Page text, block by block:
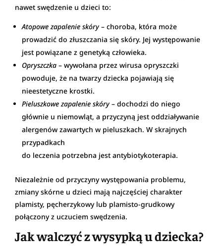
nawet swędzenie u dzieci to:
Atopowe zapalenie skóry– choroba, która może
prowadzić do złuszczania się skóry. Jej występowanie
jest powiązane z genetyką człowieka.
Opryszczka – wywołana przez wirusa opryszczki
powoduje, że na twarzy dziecka pojawiają się
nieestetyczne krostki.
Pieluszkowe zapalenie skóry– dochodzi do niego
głównie u niemowląt, a przyczyną jest oddziaływanie
alergenów zawartych w pieluszkach. W skrajnych
przypadkach
do leczenia potrzebna jest antybiotykoterapia.
Niezależnie od przyczyny występowania problemu,
zmiany skórne u dzieci mają najczęściej charakter
plamisty, pęcherzykowy lub plamisto-grudkowy
połączony z uczuciem swędzenia.
Jak walczyć z wysypką u dziecka?